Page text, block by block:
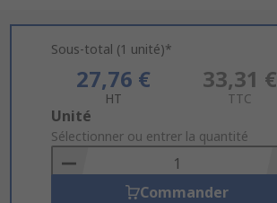
Sous-total (1 unité)*
27,76 €
HT
33,31 €
TTC
Add
to
Basket
Unité
Sélectionner ou entrer la quantité
Commander